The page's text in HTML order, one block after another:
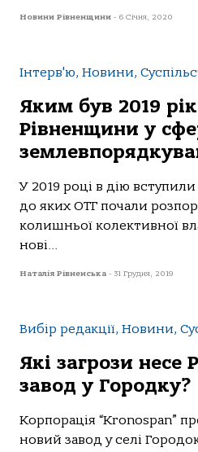
Новини Рівненщини - 6 Січня, 2020
Інтерв'ю, Новини,
Яким був 2019
Рівненщини у
У 2019 році в дію
до яких ОТГ почали
колишньої колективної
нові...
Наталія Рівненська - 31 Грудня, 2019
Вибір редакції, Новини,
Які загрози несе
завод у Городку?
Корпорація “Кronospan”
новий завод у селі